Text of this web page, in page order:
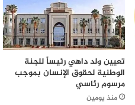
تعيين ولد داهي رئيساً للجنة
الوطنية لحقوق الإنسان بموجب
مرسوم رئاسي
منذ يومين